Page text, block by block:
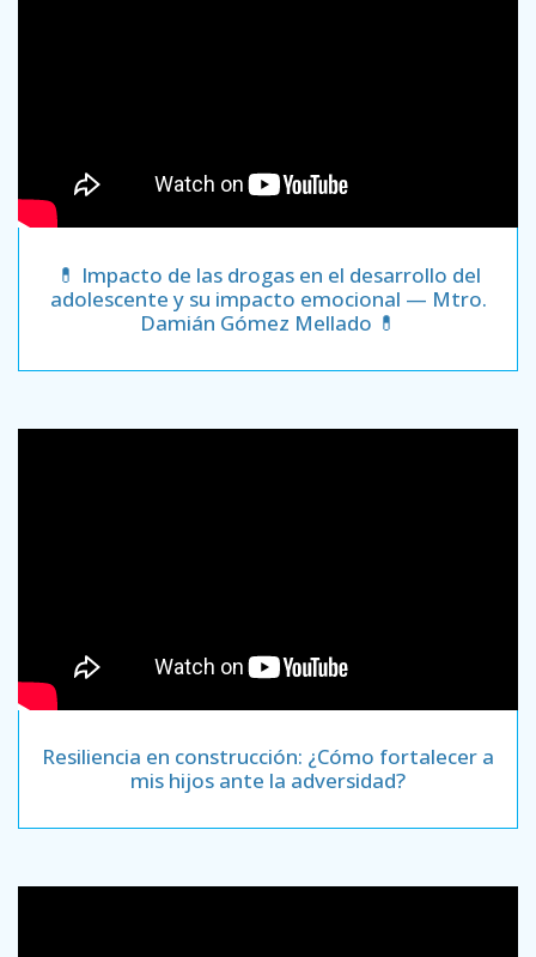
💊 Impacto de las drogas en el desarrollo del
adolescente y su impacto emocional — Mtro.
Damián Gómez Mellado 💊
Resiliencia en construcción: ¿Cómo fortalecer a
mis hijos ante la adversidad?